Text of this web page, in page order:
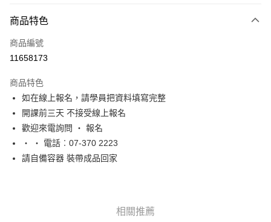
信用卡一次付款
ATM付款
運送方式
數位發送
免運費
商品特色
商品編號
11658173
商品特色
如在線上報名，請學員把資料填寫完整
開課前三天 不接受線上報名
歡迎來電詢問 ‧ 報名
‧ ‧ 電話︰07-370 2223
請自備容器 裝帶成品回家
相關推薦